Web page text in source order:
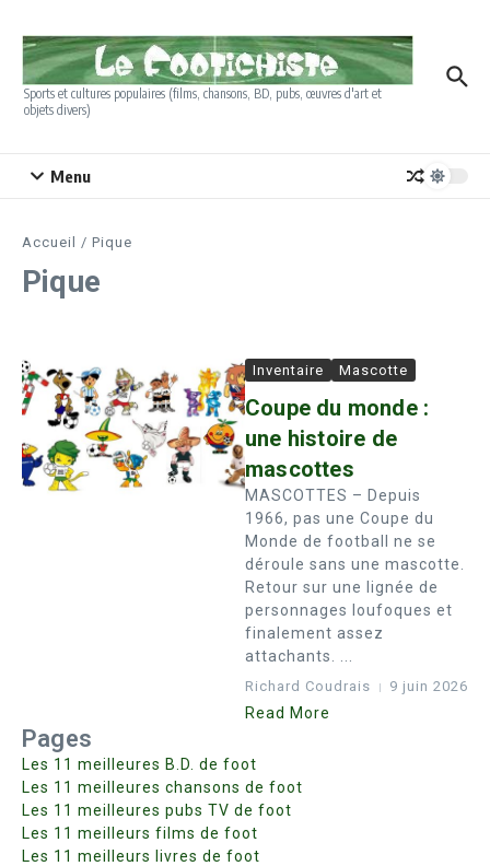
Sports et cultures populaires (films, chansons, BD, pubs, œuvres d'art et
objets divers)
Menu
Accueil / Pique
Pique
Inventaire Mascotte
Coupe du monde :
une histoire de
mascottes
MASCOTTES – Depuis
1966, pas une Coupe du
Monde de football ne se
déroule sans une mascotte.
Retour sur une lignée de
personnages loufoques et
finalement assez
attachants. ...
Richard Coudrais 9 juin 2026
Read More
Pages
Les 11 meilleures B.D. de foot
Les 11 meilleures chansons de foot
Les 11 meilleures pubs TV de foot
Les 11 meilleurs films de foot
Les 11 meilleurs livres de foot